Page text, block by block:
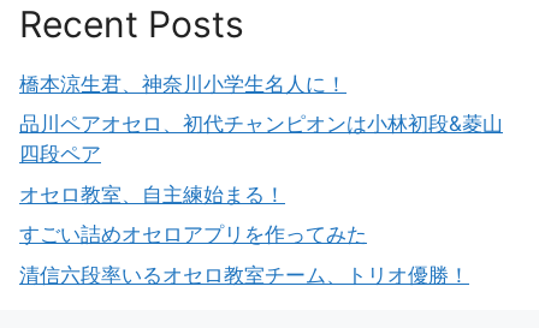
Recent Posts
橋本涼生君、神奈川小学生名人に！
品川ペアオセロ、初代チャンピオンは小林初段&菱山
四段ペア
オセロ教室、自主練始まる！
すごい詰めオセロアプリを作ってみた
清信六段率いるオセロ教室チーム、トリオ優勝！